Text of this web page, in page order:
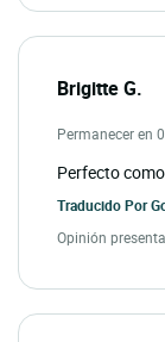
Brigitte G.
Permanecer en
Perfecto
Traducido Por
Opinión